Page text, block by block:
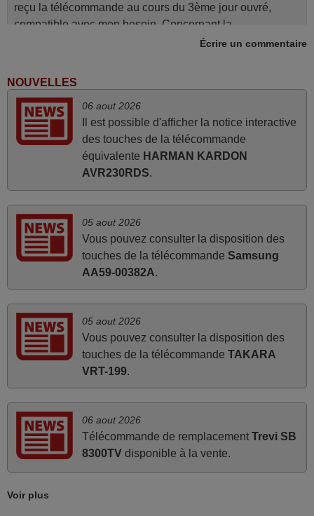
reçu la télécommande au cours du 3ème jour ouvré,
compatible avec mon besoin. Concernant la
fonctionnalité de la télécommande, le produit tient sa
directement utilisable moyennant l'insertion des 2 piles
fournies.
JEAN,
mars 2026
Je suis très content de cet achat. Cette télécommande est
d'une efficacité étonnante. Alors que la télécommande
d'origine ne fonctionnait plus (probablement le LED à
changer), et que certains boutons sur le Combiné Radio-
années 90
Alain,
FRANCE
Super Service
Mario,
Écrire un commentaire
NOUVELLES
06 aout 2026
Il est possible d'afficher la notice interactive
des touches de la télécommande
équivalente HARMAN KARDON
AVR230RDS.
05 aout 2026
Vous pouvez consulter la disposition des
touches de la télécommande Samsung
AA59-00382A.
05 aout 2026
Vous pouvez consulter la disposition des
touches de la télécommande TAKARA
VRT-199.
06 aout 2026
Télécommande de remplacement Trevi SB
8300TVdisponible à la vente.
Voir plus